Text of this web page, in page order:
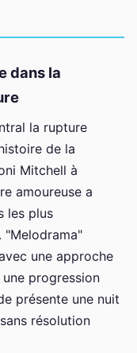
dans la
la rupture
de la
Mitchell à
amoureuse a
les plus
"Melodrama"
une approche
progression
présente une nuit
résolution